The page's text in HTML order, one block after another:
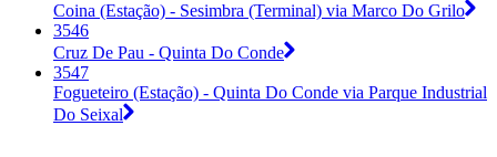
Coina (Estação) - Sesimbra (Terminal) via Marco Do Grilo
3546
Cruz De Pau - Quinta Do Conde
3547
Fogueteiro (Estação) - Quinta Do Conde via Parque Industrial
Do Seixal